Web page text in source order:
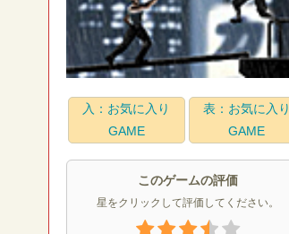
入：お気に入り
GAME
表：お気に入り
GAME
このゲームの評価
星をクリックして評価してください。